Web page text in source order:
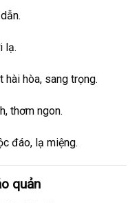
lạ.
hòa, sang trọng.
thơm ngon.
đáo, lạ miệng.
quản